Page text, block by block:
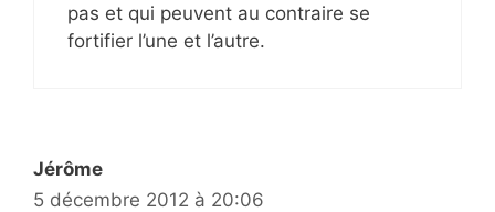
pas et qui peuvent au contraire se
fortifier l’une et l’autre.
Jérôme
5 décembre 2012 à 20:06